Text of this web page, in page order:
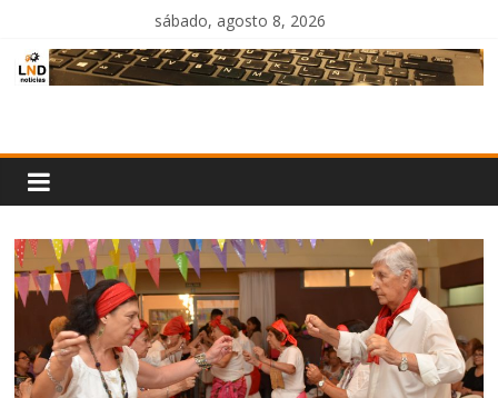
contenido
sábado, agosto 8, 2026
Noticias